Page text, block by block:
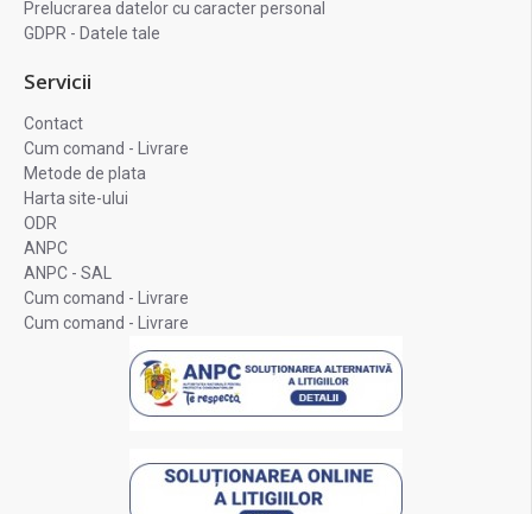
Prelucrarea datelor cu caracter personal
GDPR - Datele tale
Servicii
Contact
Cum comand - Livrare
Metode de plata
Harta site-ului
ODR
ANPC
ANPC - SAL
Cum comand - Livrare
Cum comand - Livrare